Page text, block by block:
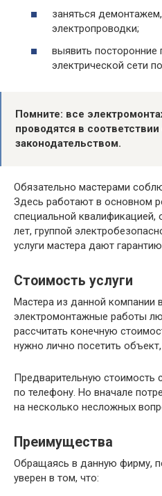
заняться
электропроводки;
выявить
электрической сети
Помните: все
проводятся в
законодательством.
Обязательно мастерами
Здесь работают в основном
специальной
лет, группой
услуги мастера дают
Стоимость услуги
Мастера из данной компании
электромонтажные работы
рассчитать конечную
нужно лично посетить
Предварительную стоимость
по телефону. Но вначале
на несколько несложных
Преимущества
Обращаясь в данную фирму,
уверен в том, что: